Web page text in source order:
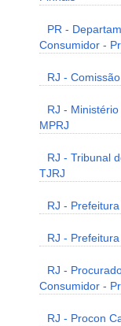
PR -
Consumidor -
RJ -
RJ -
MPRJ
RJ - Tribunal
TJRJ
RJ -
RJ -
RJ -
Consumidor -
RJ - Procon